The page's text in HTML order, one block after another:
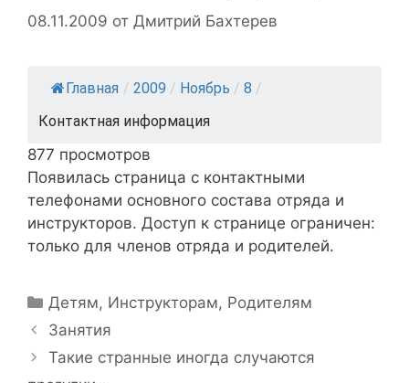
08.11.2009 от Дмитрий Бахтерев
Главная / 2009 / Ноябрь / 8 /
Контактная информация
877 просмотров
Появилась страница с контактными
телефонами основного состава отряда и
инструкторов. Доступ к странице ограничен:
только для членов отряда и родителей.
Рубрики
Детям, Инструкторам, Родителям
Навигация
записи
Занятия
Такие странные иногда случаются